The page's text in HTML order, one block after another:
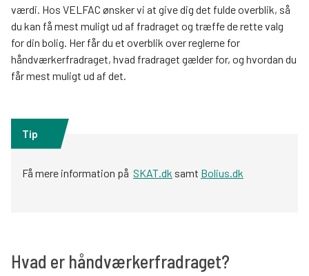
værdi. Hos VELFAC ønsker vi at give dig det fulde overblik, så
du kan få mest muligt ud af fradraget og træffe de rette valg
for din bolig. Her får du et overblik over reglerne for
håndværkerfradraget, hvad fradraget gælder for, og hvordan du
får mest muligt ud af det.
Tip
Få mere information på SKAT.dk samt Bolius.dk
Hvad er håndværkerfradraget?